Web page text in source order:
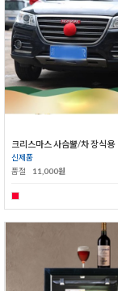
크리스마스 사슴뿔/차 장식용
신제품
품절
11,000원